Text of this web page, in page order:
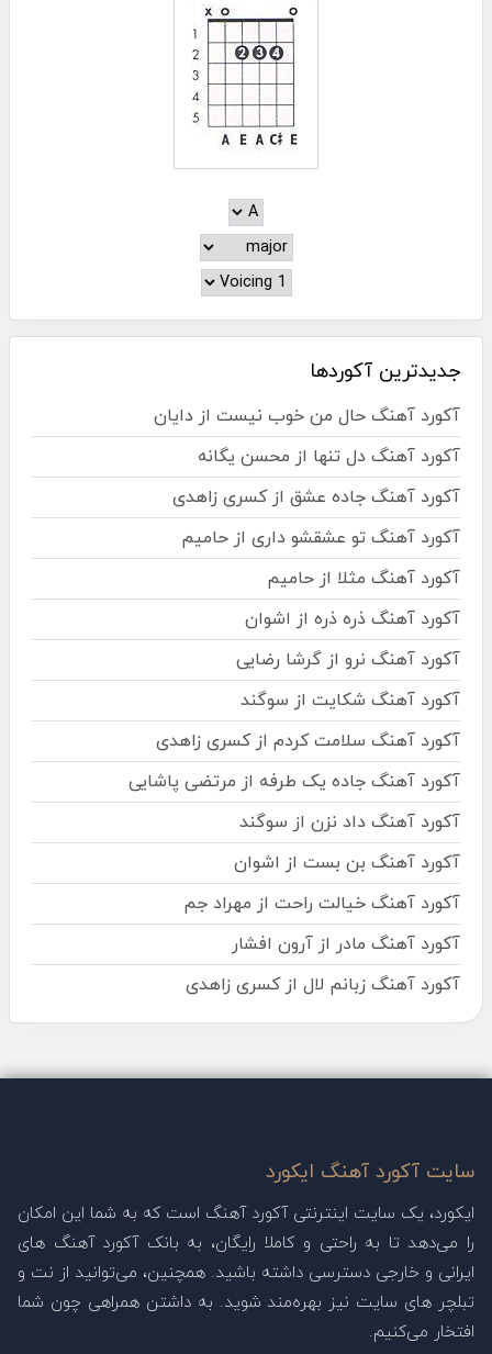
جدیدترین آکوردها
آکورد آهنگ حال من خوب نیست از دایان
آکورد آهنگ دل تنها از محسن یگانه
آکورد آهنگ جاده عشق از کسری زاهدی
آکورد آهنگ تو عشقشو داری از حامیم
آکورد آهنگ مثلا از حامیم
آکورد آهنگ ذره ذره از اشوان
آکورد آهنگ نرو از گرشا رضایی
آکورد آهنگ شکایت از سوگند
آکورد آهنگ سلامت کردم از کسری زاهدی
آکورد آهنگ جاده یک طرفه از مرتضی پاشایی
آکورد آهنگ داد نزن از سوگند
آکورد آهنگ بن بست از اشوان
آکورد آهنگ خیالت راحت از مهراد جم
آکورد آهنگ مادر از آرون افشار
آکورد آهنگ زبانم لال از کسری زاهدی
سایت آکورد آهنگ ایکورد
ایکورد، یک سایت اینترنتی آکورد آهنگ است که به شما این امکان
را می‌دهد تا به راحتی و کاملا رایگان، به بانک آکورد آهنگ های
ایرانی و خارجی دسترسی داشته باشید. همچنین، می‌توانید از نت و
تبلچر های سایت نیز بهره‌مند شوید. به داشتن همراهی چون شما
افتخار می‌کنیم.